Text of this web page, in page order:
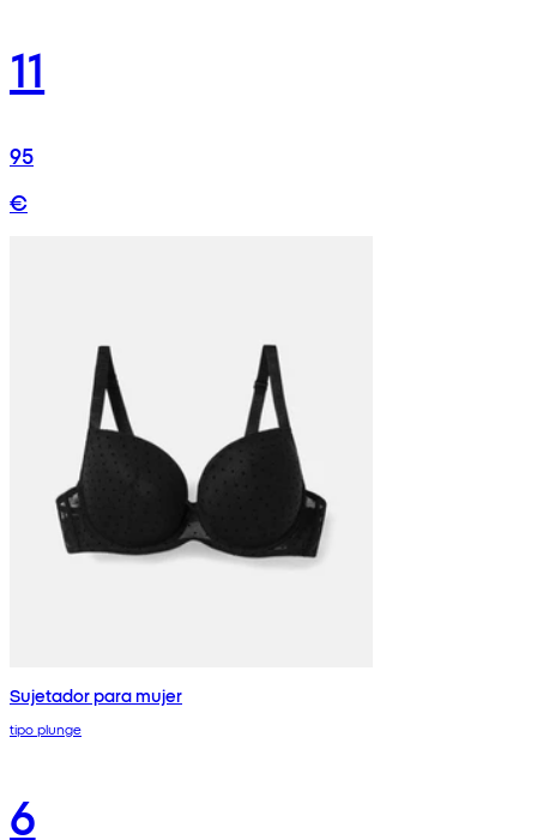
11
95
€
Sujetador para mujer
tipo plunge
6